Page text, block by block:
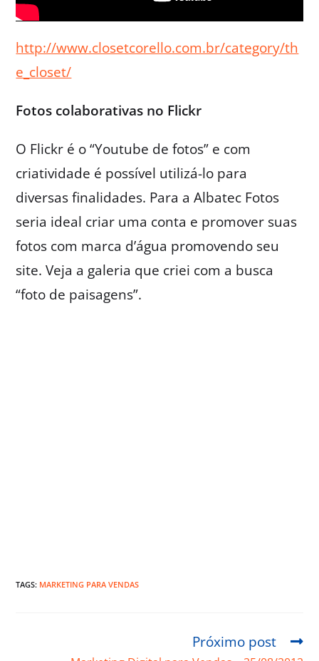
http://www.closetcorello.com.br/category/th
e_closet/
Fotos colaborativas no Flickr
O Flickr é o “Youtube de fotos” e com
criatividade é possível utilizá-lo para
diversas finalidades. Para a Albatec Fotos
seria ideal criar uma conta e promover suas
fotos com marca d’água promovendo seu
site. Veja a galeria que criei com a busca
“foto de paisagens”.
TAGS: MARKETING PARA VENDAS
Próximo post